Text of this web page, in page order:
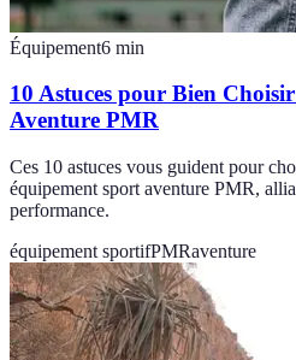
Équipement6 min
10 Astuces pour Bien
Aventure PMR
Ces 10 astuces vous guident pour
équipement sport aventure PMR,
performance.
équipement sportifPMRaventure